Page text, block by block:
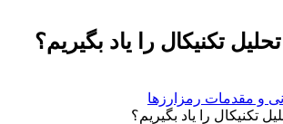
تکنیکال را یاد بگیریم؟
و مقدمات رمزارزها
تکنیکال را یاد بگیریم؟